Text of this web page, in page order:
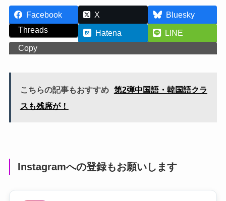
Facebook X
Bluesky
Threads
Hatena
LINE
Copy
こちらの記事もおすすめ 第2弾中国語・韓国語クラ
スも残席が！
Instagramへの登録もお願いします